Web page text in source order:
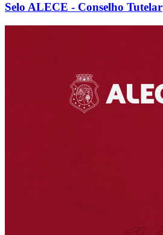
Selo ALECE - Conselho Tutelar